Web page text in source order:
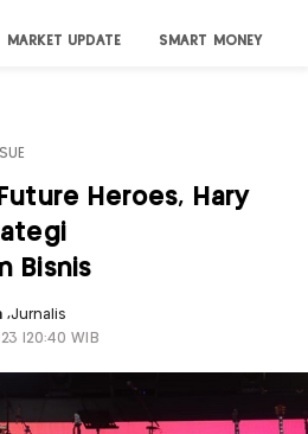
MARKET UPDATE SMART MONEY
Heroes, Hary
Bisnis
,Jurnalis
|20:40 WIB